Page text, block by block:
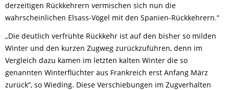
derzeitigen Rückkehrern vermischen sich nun die
wahrscheinlichen Elsass-Vögel mit den Spanien-Rückkehrern.“
„Die deutlich verfrühte Rückkehr ist auf den bisher so milden
Winter und den kurzen Zugweg zurückzuführen, denn im
Vergleich dazu kamen im letzten kalten Winter die so
genannten Winterflüchter aus Frankreich erst Anfang März
zurück“, so Wieding. Diese Verschiebungen im Zugverhalten